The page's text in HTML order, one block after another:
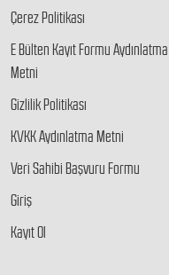
Çerez Politikası
E Bülten Kayıt Formu Aydınlatma
Metni
Gizlilik Politikası
KVKK Aydınlatma Metni
Veri Sahibi Başvuru Formu
Giriş
Kayıt Ol